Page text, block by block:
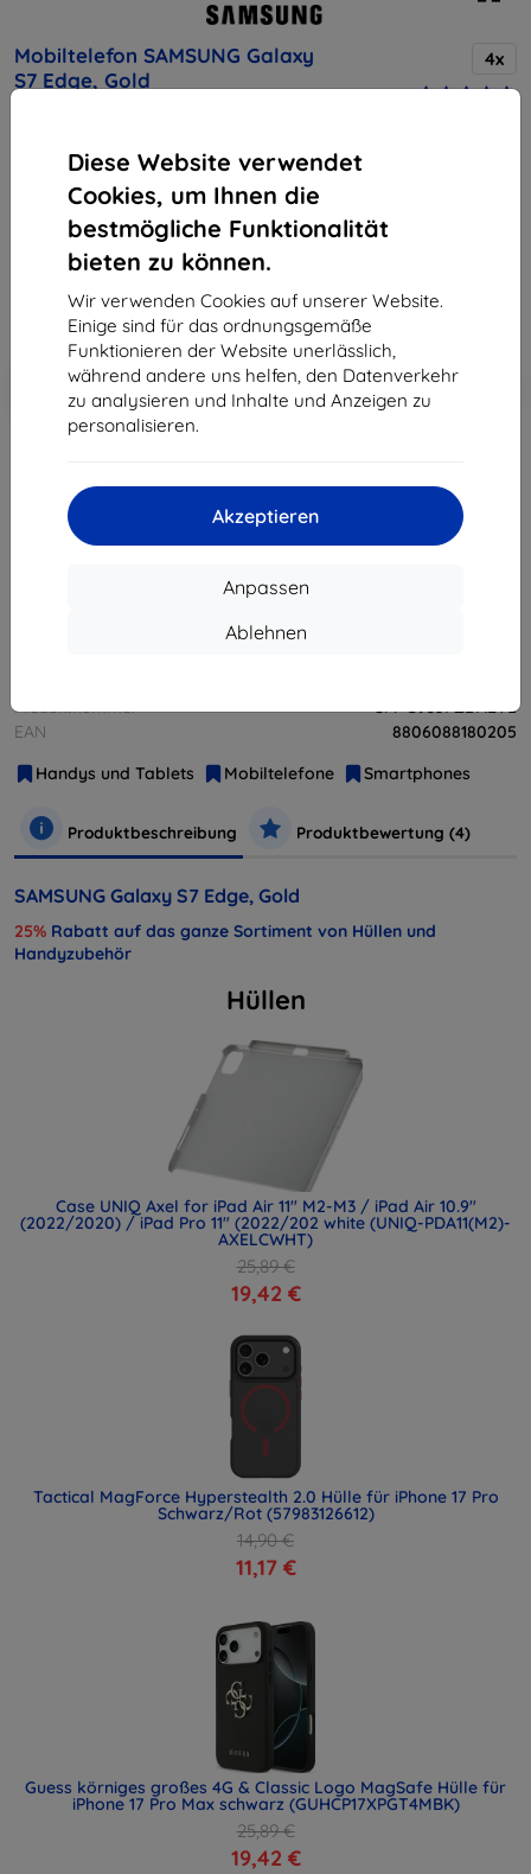
Diese Website verwendet
Cookies, um Ihnen die
bestmögliche Funktionalität
bieten zu können.
Wir verwenden Cookies auf unserer Website.
Einige sind für das ordnungsgemäße
Funktionieren der Website unerlässlich,
während andere uns helfen, den Datenverkehr
zu analysieren und Inhalte und Anzeigen zu
personalisieren.
Akzeptieren
Anpassen
Ablehnen
Mobiltelefon SAMSUNG Galaxy
S7 Edge, Gold
4x
Kaufen Sie dieses Gerät und erhalten Sie
Rabatt
auf sämtliches Zubehör dafür!
Endpreis
324,90 €
292,41 €
-10%
Rabatt mit Gutschein
EXTRA10
In den
Warenkorb
ausverkauft
ausverkauft
Weitere Varianten dieses Produkts
Produktnummer
SM-G935FZDAETL
EAN
8806088180205
Handys und Tablets
Mobiltelefone Smartphones
Produktbeschreibung Produktbewertung (4)
SAMSUNG Galaxy S7 Edge, Gold
25% Rabatt auf das ganze Sortiment von Hüllen und
Handyzubehör
Hüllen
Case UNIQ Axel for iPad Air 11" M2-M3 / iPad Air 10.9"
(2022/2020) / iPad Pro 11" (2022/202 white (UNIQ-PDA11(M2)-
AXELCWHT)
25,89 €
19,42 €
Tactical MagForce Hyperstealth 2.0 Hülle für iPhone 17 Pro
Schwarz/Rot (57983126612)
14,90 €
11,17 €
Guess körniges großes 4G & Classic Logo MagSafe Hülle für
iPhone 17 Pro Max schwarz (GUHCP17XPGT4MBK)
25,89 €
19,42 €